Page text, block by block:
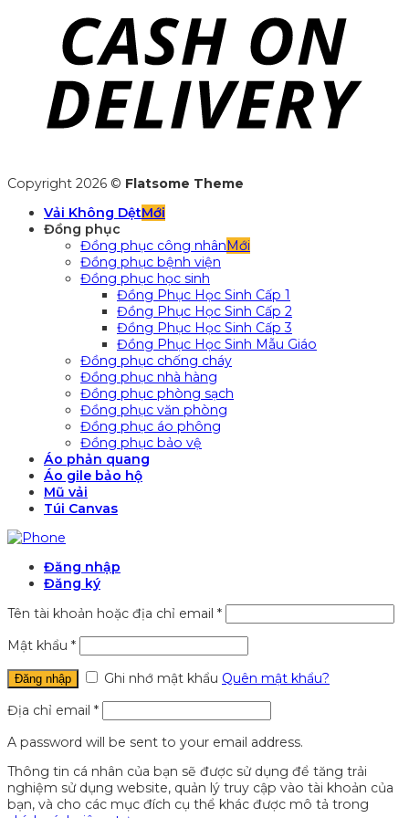
Copyright 2026 © Flatsome Theme
Vải Không Dệt
Đồng phục
Đồng phục công nhân
Đồng phục bệnh viện
Đồng phục học sinh
Đồng Phục Học Sinh Cấp 1
Đồng Phục Học Sinh Cấp 2
Đồng Phục Học Sinh Cấp 3
Đồng Phục Học Sinh Mẫu Giáo
Đồng phục chống cháy
Đồng phục nhà hàng
Đồng phục phòng sạch
Đồng phục văn phòng
Đồng phục áo phông
Đồng phục bảo vệ
Áo phản quang
Áo gile bảo hộ
Mũ vải
Túi Canvas
Đăng nhập
Đăng ký
Tên tài khoản hoặc địa chỉ email *
Mật khẩu *
Đăng nhập Ghi nhớ mật khẩu Quên mật khẩu?
Địa chỉ email *
A password will be sent to your email address.
Thông tin cá nhân của bạn sẽ được sử dụng để tăng trải
nghiệm sử dụng website, quản lý truy cập vào tài khoản của
bạn, và cho các mục đích cụ thể khác được mô tả trong